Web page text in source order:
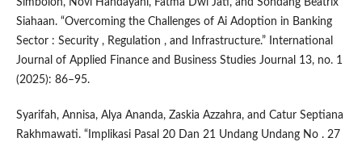
Simbolon, Novi Handayani, Fatma Dwi Jati, and Sondang Beatrix
Siahaan. “Overcoming the Challenges of Ai Adoption in Banking
Sector : Security , Regulation , and Infrastructure.” International
Journal of Applied Finance and Business Studies Journal 13, no. 1
(2025): 86–95.
Syarifah, Annisa, Alya Ananda, Zaskia Azzahra, and Catur Septiana
Rakhmawati. “Implikasi Pasal 20 Dan 21 Undang Undang No . 27